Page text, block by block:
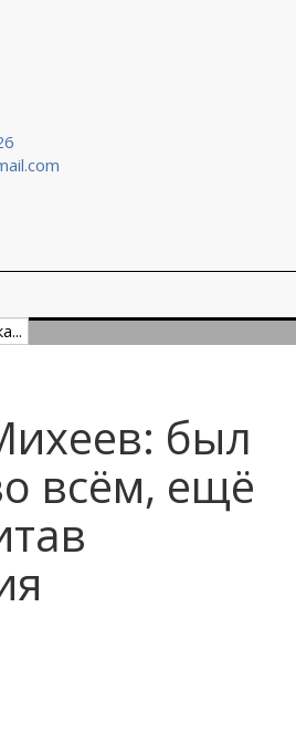
был
всём, ещё